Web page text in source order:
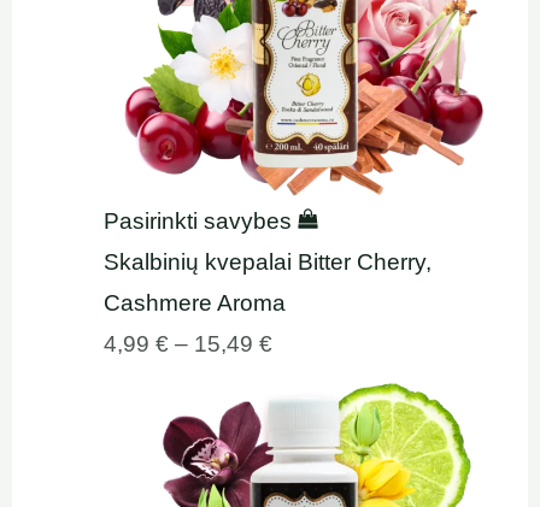
Pasirinkti savybes
Skalbinių kvepalai Bitter Cherry,
Cashmere Aroma
4,99€ – 15,49€